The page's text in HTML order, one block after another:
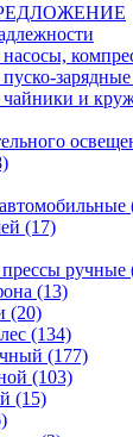
зарядные
и
(17)
ручные
(13)
(20)
(134)
(177)
(103)
(15)